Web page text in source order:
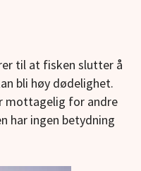
til at fisken slutter å
bli høy dødelighet.
mottagelig for andre
har ingen betydning